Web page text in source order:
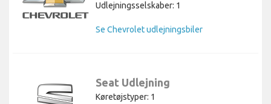
Udlejningsselskaber: 1
Se Chevrolet udlejningsbiler
Seat Udlejning
Køretøjstyper: 1